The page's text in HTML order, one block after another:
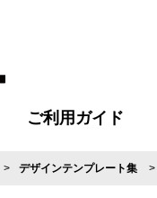
ご利用ガイド
ご利用ガイド
はじめての方へ
再注文の方へ
お支払い方法について
割引まとめページ
発送・特急サービスについて
版の保管期限について
マイページ会員のメリット
よくあるご質問
デザインテンプレート集